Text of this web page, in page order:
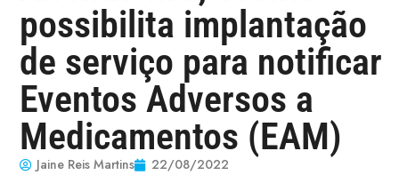
possibilita implantação
de serviço para notificar
Eventos Adversos a
Medicamentos (EAM)
Jaine Reis Martins 22/08/2022